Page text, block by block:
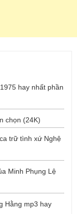
hay nhất phần
chọn (24K)
trữ tình xứ Nghệ
Minh Phụng Lệ
Hằng mp3 hay